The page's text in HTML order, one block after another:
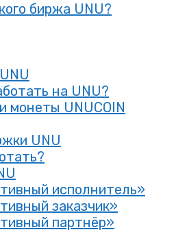
биржа UNU?
на UNU?
монеты UNUCOIN
UNU
исполнитель»
заказчик»
партнёр»